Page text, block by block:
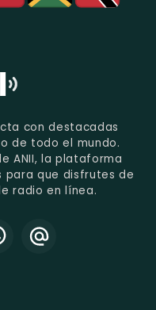
con destacadas
de todo el mundo.
ANII, la plataforma
para que disfrutes de
radio en línea.